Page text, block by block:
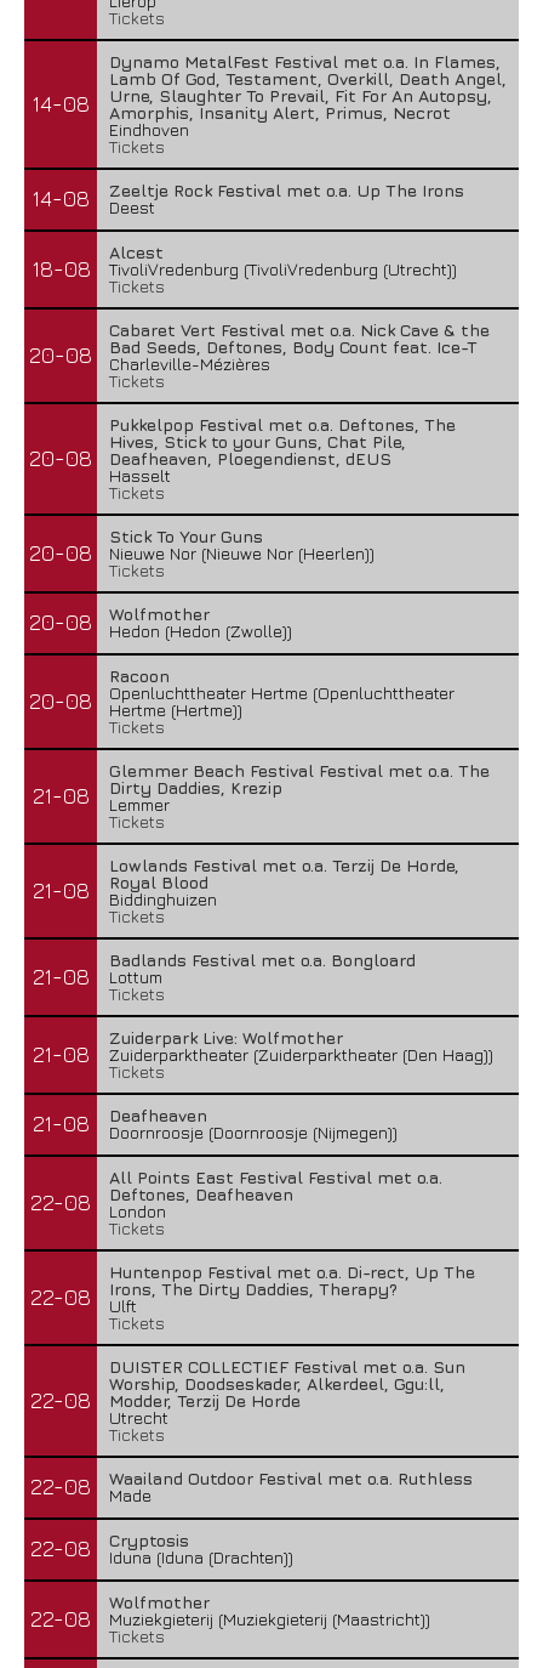
Tickets
14-08
Dynamo MetalFest Festival met o.a. In Flames,
Lamb Of God, Testament, Overkill, Death Angel,
Urne, Slaughter To Prevail, Fit For An Autopsy,
Amorphis, Insanity Alert, Primus, Necrot
Eindhoven
Tickets
14-08
Zeeltje Rock Festival met o.a. Up The Irons
Deest
18-08
Alcest
TivoliVredenburg (TivoliVredenburg (Utrecht))
Tickets
20-08
Cabaret Vert Festival met o.a. Nick Cave & the
Bad Seeds, Deftones, Body Count feat. Ice-T
Charleville-Mézières
Tickets
20-08
Pukkelpop Festival met o.a. Deftones, The
Hives, Stick to your Guns, Chat Pile,
Deafheaven, Ploegendienst, dEUS
Hasselt
Tickets
20-08
Stick To Your Guns
Nieuwe Nor (Nieuwe Nor (Heerlen))
Tickets
20-08
Wolfmother
Hedon (Hedon (Zwolle))
20-08
Racoon
Openluchttheater Hertme (Openluchttheater
Hertme (Hertme))
Tickets
21-08
Glemmer Beach Festival Festival met o.a. The
Dirty Daddies, Krezip
Lemmer
Tickets
21-08
Lowlands Festival met o.a. Terzij De Horde,
Royal Blood
Biddinghuizen
Tickets
21-08
Badlands Festival met o.a. Bongloard
Lottum
Tickets
21-08
Zuiderpark Live: Wolfmother
Zuiderparktheater (Zuiderparktheater (Den Haag))
Tickets
21-08
Deafheaven
Doornroosje (Doornroosje (Nijmegen))
22-08
All Points East Festival Festival met o.a.
Deftones, Deafheaven
London
Tickets
22-08
Huntenpop Festival met o.a. Di-rect, Up The
Irons, The Dirty Daddies, Therapy?
Ulft
Tickets
22-08
DUISTER COLLECTIEF Festival met o.a. Sun
Worship, Doodseskader, Alkerdeel, Ggu:ll,
Modder, Terzij De Horde
Utrecht
Tickets
22-08
Waailand Outdoor Festival met o.a. Ruthless
Made
22-08
Cryptosis
Iduna (Iduna (Drachten))
22-08
Wolfmother
Muziekgieterij (Muziekgieterij (Maastricht))
Tickets